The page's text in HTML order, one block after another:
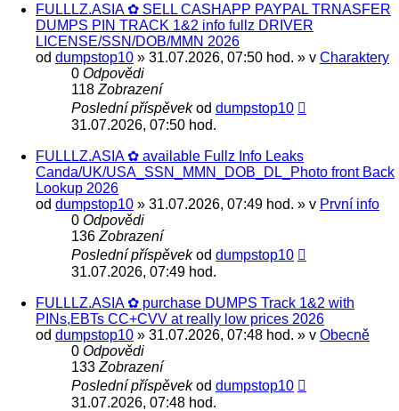
FULLLZ.ASIA ✿ SELL CASHAPP PAYPAL TRNASFER
DUMPS PIN TRACK 1&2 info fullz DRIVER
LICENSE/SSN/DOB/MMN 2026
od dumpstop10 » 31.07.2026, 07:50 hod. » v Charaktery
0 Odpovědi
118 Zobrazení
Poslední příspěvekod dumpstop10
31.07.2026, 07:50 hod.
FULLLZ.ASIA ✿ available Fullz Info Leaks
Canda/UK/USA_SSN_MMN_DOB_DL_Photo front Back
Lookup 2026
od dumpstop10 » 31.07.2026, 07:49 hod. » v První info
0 Odpovědi
136 Zobrazení
Poslední příspěvekod dumpstop10
31.07.2026, 07:49 hod.
FULLLZ.ASIA ✿ purchase DUMPS Track 1&2 with
PINs,EBTs CC+CVV at really low prices 2026
od dumpstop10 » 31.07.2026, 07:48 hod. » v Obecně
0 Odpovědi
133 Zobrazení
Poslední příspěvekod dumpstop10
31.07.2026, 07:48 hod.